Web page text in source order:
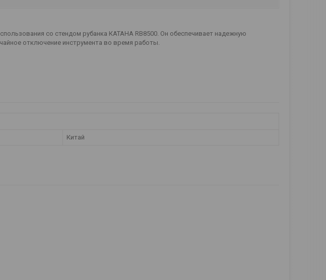
со стендом рубанка КАТАНА RB8500. Он обеспечивает надежную
отключение инструмента во время работы.
Китай